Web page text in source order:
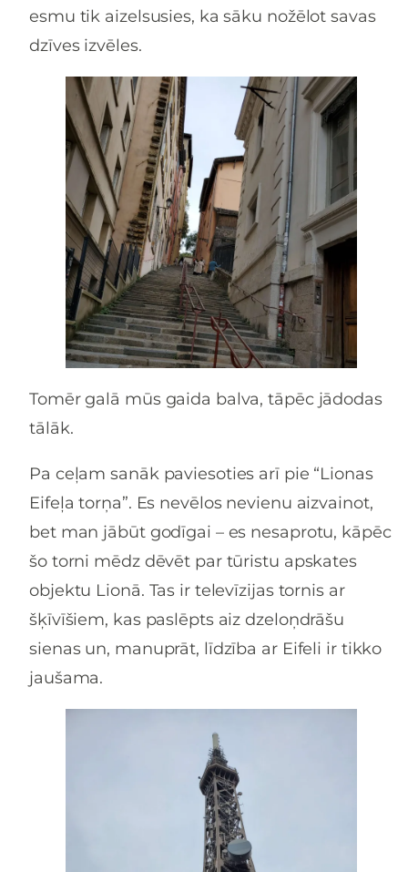
esmu tik aizelsusies, ka sāku nožēlot savas
dzīves izvēles.
Tomēr galā mūs gaida balva, tāpēc jādodas
tālāk.
Pa ceļam sanāk paviesoties arī pie “Lionas
Eifeļa torņa”. Es nevēlos nevienu aizvainot,
bet man jābūt godīgai – es nesaprotu, kāpēc
šo torni mēdz dēvēt par tūristu apskates
objektu Lionā. Tas ir televīzijas tornis ar
šķīvīšiem, kas paslēpts aiz dzeloņdrāšu
sienas un, manuprāt, līdzība ar Eifeli ir tikko
jaušama.